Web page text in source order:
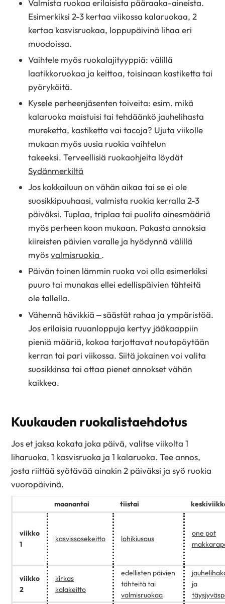
Valmista ruokaa erilaisista pääraaka-aineista.
Esimerkiksi 2-3 kertaa viikossa kalaruokaa, 2
kertaa kasvisruokaa, loppupäivinä lihaa eri
muodoissa.
Vaihtele myös ruokalajityyppiä: välillä
laatikkoruokaa ja keittoa, toisinaan kastiketta tai
pyöryköitä.
Kysele perheenjäsenten toiveita: esim. mikä
kalaruoka maistuisi tai tehdäänkö jauhelihasta
mureketta, kastiketta vai tacoja? Ujuta viikolle
mukaan myös uusia ruokia vaihtelun
takeeksi. Terveellisiä ruokaohjeita löydät
Sydänmerkiltä
Jos kokkailuun on vähän aikaa tai se ei ole
suosikkipuuhaasi, valmista ruokia kerralla 2-3
päiväksi. Tuplaa, triplaa tai puolita ainesmääriä
myös perheen koon mukaan. Pakasta annoksia
kiireisten päivien varalle ja hyödynnä välillä
myösvalmisruokia .
Päivän toinen lämmin ruoka voi olla esimerkiksi
puuro tai munakas ellei edellispäivien tähteitä
ole tallella.
Vähennä hävikkiä – säästät rahaa ja ympäristöä.
Jos erilaisia ruuanloppuja kertyy jääkaappiin
pieniä määriä, kokoa tarjottavat noutopöytään
kerran tai pari viikossa. Siitä jokainen voi valita
suosikkinsa tai ottaa pienet annokset vähän
kaikkea.
Kuukauden ruokalistaehdotus
Jos et jaksa kokata joka päivä, valitse viikolta 1
liharuoka, 1 kasvisruoka ja 1 kalaruoka. Tee annos,
josta riittää syötävää ainakin 2 päiväksi ja syö ruokia
vuoropäivinä.
maanantai tiistai
viikko
1
kasvissosekeitto lohikiusaus
one pot
viikko
2
kirkas
kalakeitto
edellisten päivien
tähteitä tai
valmisruokaa
ja